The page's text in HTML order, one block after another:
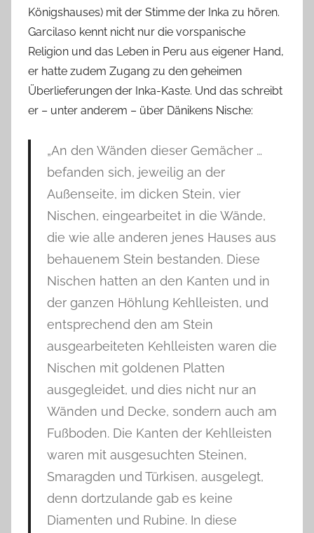
Königshauses) mit der Stimme der Inka zu hören.
Garcilaso kennt nicht nur die vorspanische
Religion und das Leben in Peru aus eigener Hand,
er hatte zudem Zugang zu den geheimen
Überlieferungen der Inka-Kaste. Und das schreibt
er – unter anderem – über Dänikens Nische:
„An den Wänden dieser Gemächer …
befanden sich, jeweilig an der
Außenseite, im dicken Stein, vier
Nischen, eingearbeitet in die Wände,
die wie alle anderen jenes Hauses aus
behauenem Stein bestanden. Diese
Nischen hatten an den Kanten und in
der ganzen Höhlung Kehlleisten, und
entsprechend den am Stein
ausgearbeiteten Kehlleisten waren die
Nischen mit goldenen Platten
ausgegleidet, und dies nicht nur an
Wänden und Decke, sondern auch am
Fußboden. Die Kanten der Kehlleisten
waren mit ausgesuchten Steinen,
Smaragden und Türkisen, ausgelegt,
denn dortzulande gab es keine
Diamenten und Rubine. In diese